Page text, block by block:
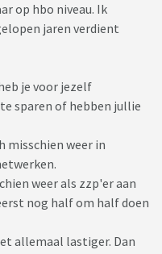
op hbo niveau. Ik
jaren verdient
je voor jezelf
sparen of hebben jullie
misschien weer in
weer als zzp'er aan
nog half om half doen
allemaal lastiger. Dan